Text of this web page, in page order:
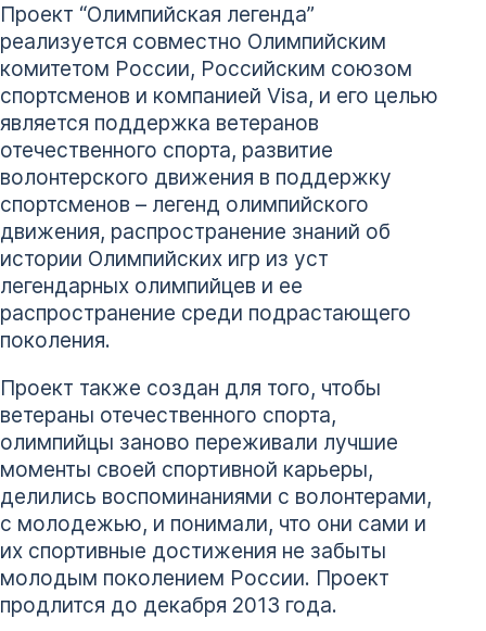
Проект “Олимпийская легенда”
реализуется совместно Олимпийским
комитетом России, Российским союзом
спортсменов и компанией Visa, и его целью
является поддержка ветеранов
отечественного спорта, развитие
волонтерского движения в поддержку
спортсменов – легенд олимпийского
движения, распространение знаний об
истории Олимпийских игр из уст
легендарных олимпийцев и ее
распространение среди подрастающего
поколения.
Проект также создан для того, чтобы
ветераны отечественного спорта,
олимпийцы заново переживали лучшие
моменты своей спортивной карьеры,
делились воспоминаниями с волонтерами,
с молодежью, и понимали, что они сами и
их спортивные достижения не забыты
молодым поколением России. Проект
продлится до декабря 2013 года.